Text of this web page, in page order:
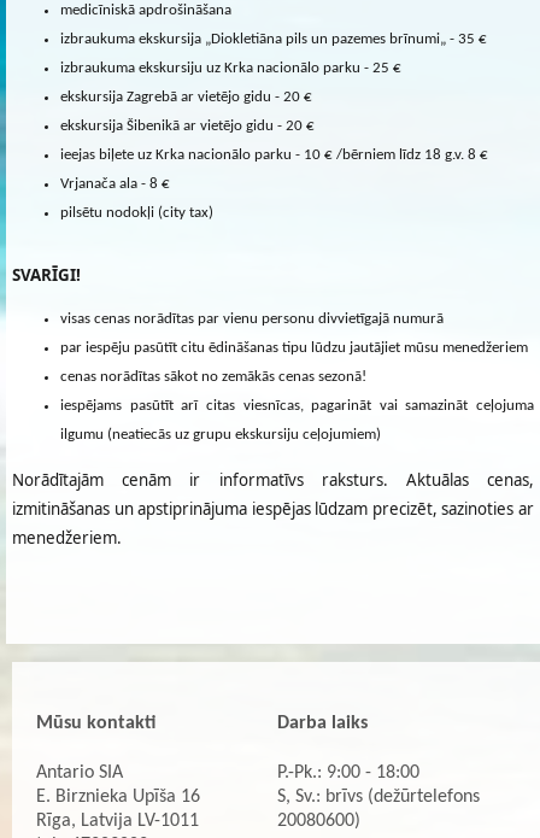
medicīniskā apdrošināšana
izbraukuma ekskursija „Diokletiāna pils un pazemes brīnumi„ - 35 €
izbraukuma ekskursiju uz Krka nacionālo parku - 25 €
ekskursija Zagrebā ar vietējo gidu - 20 €
ekskursija Šibenikā ar vietējo gidu - 20 €
ieejas biļete uz Krka nacionālo parku - 10 € /bērniem līdz 18 g.v. 8 €
Vrjanača ala - 8 €
pilsētu nodokļi (city tax)
SVARĪGI!
visas cenas norādītas par vienu personu divvietīgajā numurā
par iespēju pasūtīt citu ēdināšanas tipu lūdzu jautājiet mūsu menedžeriem
cenas norādītas sākot no zemākās cenas sezonā!
iespējams pasūtīt arī citas viesnīcas, pagarināt vai samazināt ceļojuma
ilgumu (neatiecās uz grupu ekskursiju ceļojumiem)
Norādītajām cenām ir informatīvs raksturs. Aktuālas cenas,
izmitināšanas un apstiprinājuma iespējas lūdzam precizēt, sazinoties ar
menedžeriem.
Mūsu kontakti
Antario SIA
E. Birznieka Upīša 16
Rīga, Latvija LV-1011
Darba laiks
P.-Pk.: 9:00 - 18:00
S, Sv.: brīvs (dežūrtelefons
20080600)